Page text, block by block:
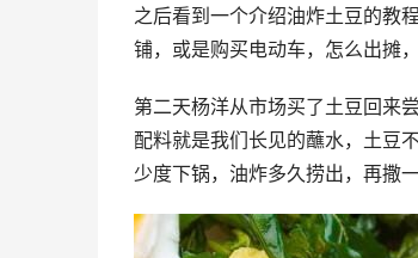
之后看到一个介绍油炸土豆的教
铺，或是购买电动车，怎么出摊
第二天杨洋从市场买了土豆回来
配料就是我们长见的蘸水，土豆
少度下锅，油炸多久捞出，再撒